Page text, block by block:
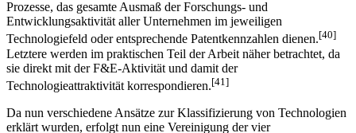
Größen der Technologieentwicklung können die Anwendungs-
häufigkeit, das Maß der Integration in realisierte Produkte und
Prozesse, das gesamte Ausmaß der Forschungs- und
Entwicklungsaktivität aller Unternehmen im jeweiligen
Technologiefeld oder entsprechende Patentkennzahlen dienen.
[40]
Letztere werden im praktischen Teil der Arbeit näher betrachtet, da
sie direkt mit der F&E-Aktivität und damit der
Technologieattraktivität korrespondieren.[41]